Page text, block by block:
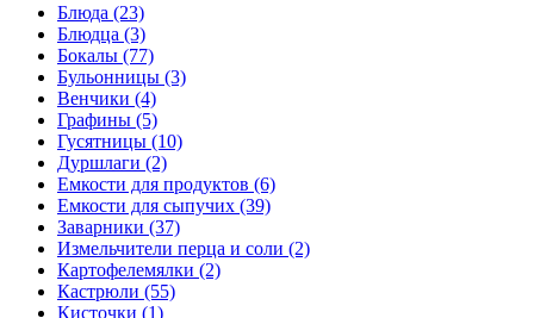
Блюда (23)
Блюдца (3)
Бокалы (77)
Бульонницы (3)
Венчики (4)
Графины (5)
Гусятницы (10)
Дуршлаги (2)
Емкости для продуктов (6)
Емкости для сыпучих (39)
Заварники (37)
Измельчители перца и соли (2)
Картофелемялки (2)
Кастрюли (55)
Кисточки (1)